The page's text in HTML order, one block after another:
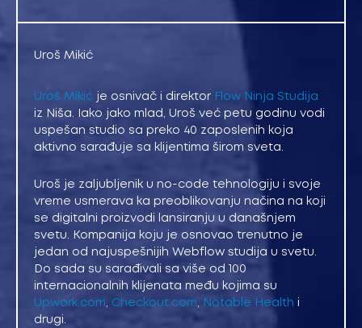
Uroš Mikić
Uroš Mikić je osnivač i direktor Flow Ninja Studija
iz Niša. Iako jako mlad, Uroš već petu godinu vodi
uspešan studio sa preko 40 zaposlenih koja
aktivno sarađuje sa klijentima širom sveta.
Uroš je zaljubljenik u no-code tehnologiju i svoje
vreme usmerava ka preoblikovanju načina na koji
se digitalni proizvodi lansiranju u današnjem
svetu. Kompanija koju je osnovao trenutno je
jedan od najuspešnijih Webflow studija u svetu.
Do sada su sarađivali sa više od 100
internacionalnih klijenata među kojima su
Upwork.com, Checkout.com, Notable Health i
drugi.